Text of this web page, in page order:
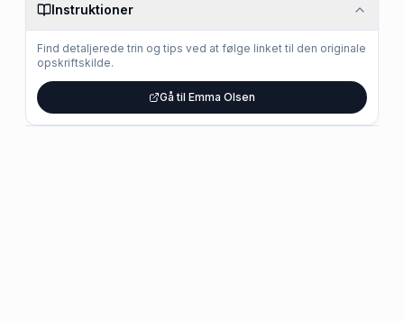
Instruktioner
Find detaljerede trin og tips ved at følge linket til den originale
opskriftskilde.
Gå til Emma Olsen